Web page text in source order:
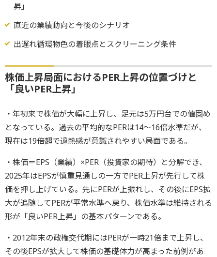
昇」
直近の業績動向と今後のシナリオ
出遅れ循環物色の着眼点とスクリーニング条件
株価上昇局面におけるPER上昇の位置づけと
「良いPER上昇」
・年初来で株価が大幅に上昇し、足元は5万円台での値固め
となっている。過去の平均的なPERは14～16倍水準だが、
現在は19倍超で過熱感が意識されやすい局面である。
・株価＝EPS（業績）×PER（投資家の期待）と分解でき、
2025年はEPSが慎重見通しの一方でPER上昇が先行して株
価を押し上げている。先にPERが上振れし、その後にEPS拡
大が追随してPERが平常水準へ戻り、株価水準は維持される
形が「良いPER上昇」の基本パターンである。
・2012年末の政権交代期にはPERが一時21倍まで上昇し、
その後EPSが拡大して株価の基礎体力が高まった前例があ